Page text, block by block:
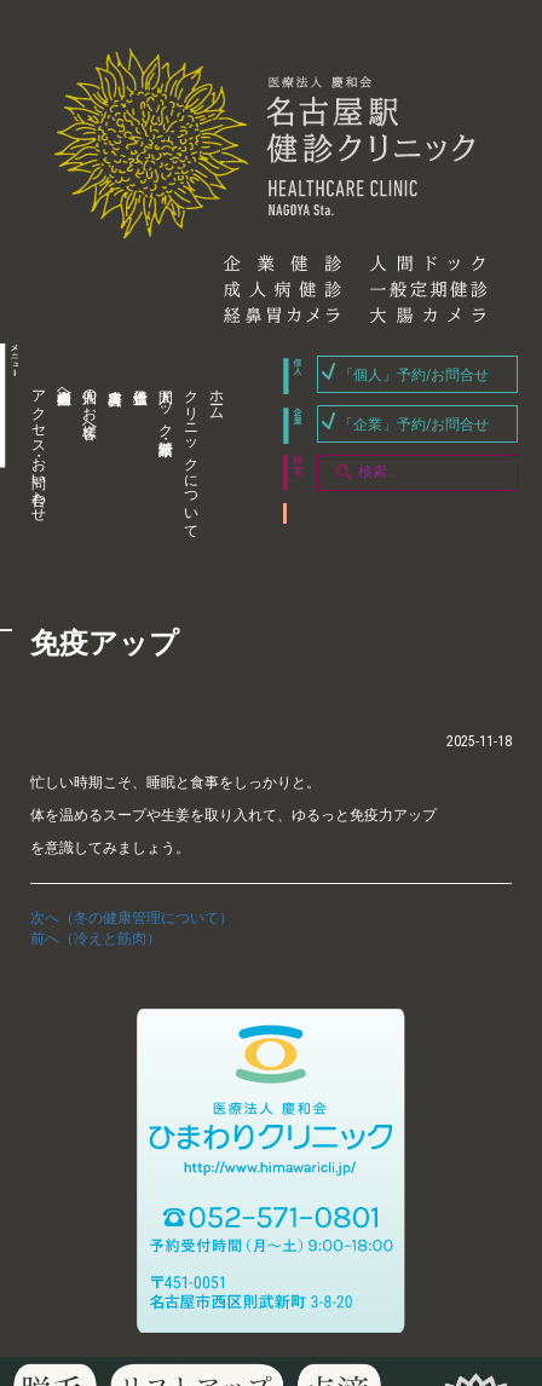
アクセス・お問い合わせ 企業内担当者様へ 個人のお客様へ 人間ドック・健康診断 クリニックについて ホーム
「個人」予約/お問合せ
「企業」予約/お問合せ
免疫アップ
2025-11-18
忙しい時期こそ、睡眠と食事をしっかりと。
体を温めるスープや生姜を取り入れて、ゆるっと免疫力アップ
を意識してみましょう。
次へ（冬の健康管理について）
前へ（冷えと筋肉）